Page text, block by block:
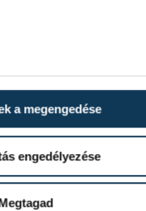
a megengedése
engedélyezése
fel a
feladatok és
a veszprémi
a központ
izgalmassá a